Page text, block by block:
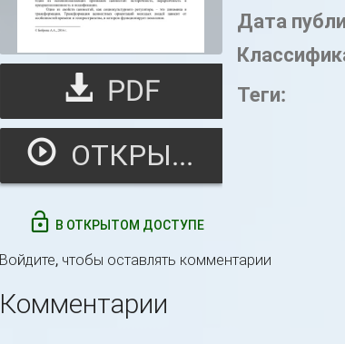
PDF
ОТКРЫТЬ
Дата
Теги:
В ОТКРЫТОМ ДОСТУПЕ
Войдите, чтобы оставлять комментарии
Комментарии